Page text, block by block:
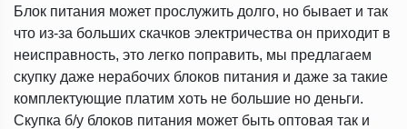
Блок питания может прослужить долго, но бывает и так
что из-за больших скачков электричества он приходит в
неисправность, это легко поправить, мы предлагаем
скупку даже нерабочих блоков питания и даже за такие
комплектующие платим хоть не большие но деньги.
Скупка б/у блоков питания может быть оптовая так и